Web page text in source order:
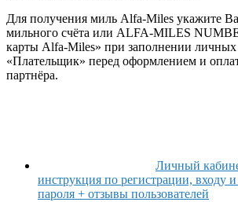
Для получения миль Alfa-Miles укажите
мильного счёта или ALFA-MILES
карты Alfa-Miles» при заполнении личных
«Плательщик» перед оформлением и
партнёра.
Личный
инструкция по регистрации, входу
пароля + отзывы пользователей